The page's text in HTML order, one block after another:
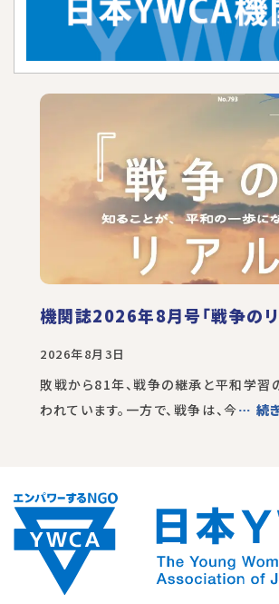
機関誌2026年8月号「戦争のリ
2026年8月3日
敗戦から81年、戦争の継承と平和学習
われています。一方で、戦争は、今… 続